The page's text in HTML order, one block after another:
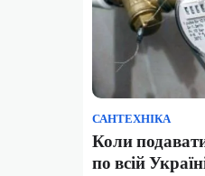
САНТЕХНІКА
Коли
по всій